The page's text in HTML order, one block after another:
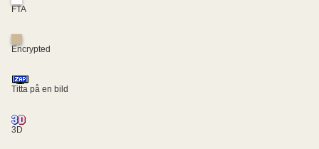
FTA
Encrypted
Titta på en bild
3D